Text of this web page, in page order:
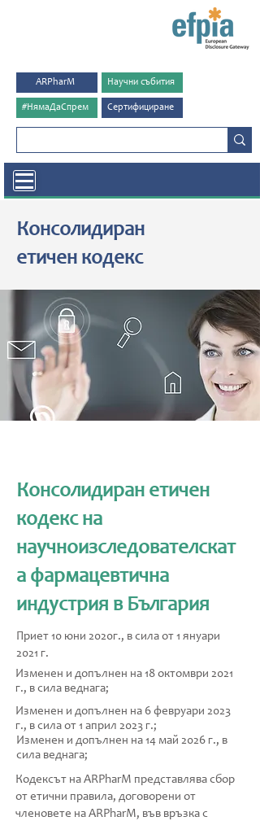
ARPharM Научни събития
Сертифициране
#НямаДаСпрем
Консолидиран
етичен кодекс
Консолидиран етичен
кодекс на
научноизследователскат
а фармацевтична
индустрия в България
Приет 10 юни 2020г., в сила от 1 януари
2021 г.
Изменен и допълнен на 18 октомври 2021
г., в сила веднага;
Изменен и допълнен на 6 февруари 2023
г., в сила от 1 април 2023 г.;
Изменен и допълнен на 14 май 2026 г., в
сила веднага;
Кодексът на ARPharM представлява сбор
от етични правила, договорени от
членовете на ARPharM, във връзка с